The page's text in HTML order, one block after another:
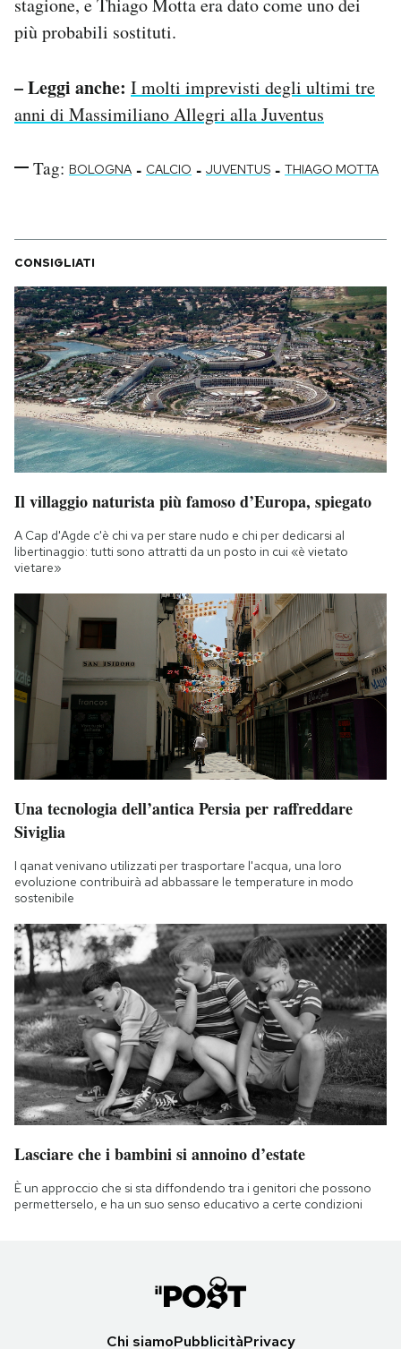
più probabili sostituti.
– Leggi anche: I molti imprevisti degli ultimi tre
anni di Massimiliano Allegri alla Juventus
Tag: BOLOGNA - CALCIO - JUVENTUS - THIAGO MOTTA
CONSIGLIATI
Il villaggio naturista più famoso d’Europa, spiegato
A Cap d'Agde c'è chi va per stare nudo e chi per dedicarsi al
libertinaggio: tutti sono attratti da un posto in cui «è vietato
vietare»
Una tecnologia dell’antica Persia per raffreddare
Siviglia
I qanat venivano utilizzati per trasportare l'acqua, una loro
evoluzione contribuirà ad abbassare le temperature in modo
sostenibile
Lasciare che i bambini si annoino d’estate
È un approccio che si sta diffondendo tra i genitori che possono
permetterselo, e ha un suo senso educativo a certe condizioni
Chi siamoPubblicitàPrivacy